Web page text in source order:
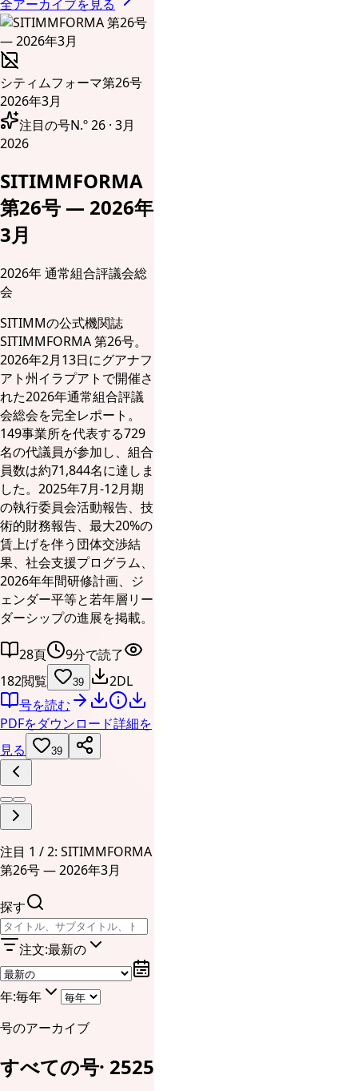
全アーカイブを見る
シティムフォーマ第26号
2026年3月
注目の号N.º 26 · 3月
2026
SITIMMFORMA
第26号 — 2026年
3月
2026年 通常組合評議会総
会
SITIMMの公式機関誌
SITIMMFORMA 第26号。
2026年2月13日にグアナフ
アト州イラプアトで開催さ
れた2026年通常組合評議
会総会を完全レポート。
149事業所を代表する729
名の代議員が参加し、組合
員数は約71,844名に達しま
した。2025年7月-12月期
の執行委員会活動報告、技
術的財務報告、最大20%の
賃上げを伴う団体交渉結
果、社会支援プログラム、
2026年年間研修計画、ジ
ェンダー平等と若年層リー
ダーシップの進展を掲載。
28頁
9分で読了
182閲覧
39
2DL
号を読む
PDFをダウンロード詳細を
見る
39
注目 1 / 2: SITIMMFORMA
第26号 — 2026年3月
探す
注文:最新の
年:毎年
号のアーカイブ
すべての号· 2525